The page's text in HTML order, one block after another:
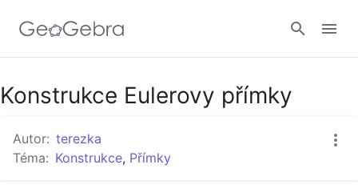
Google Classroom
GeoGebra Třída
Konstrukce Eulerovy přímky
Autor: terezka
Téma: Konstrukce, Přímky